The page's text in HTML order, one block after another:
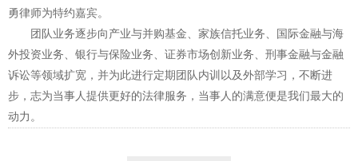
勇律师为特约嘉宾。
团队业务逐步向产业与并购基金、家族信托业务、国际金融与海
外投资业务、银行与保险业务、证券市场创新业务、刑事金融与金融
诉讼等领域扩宽，并为此进行定期团队内训以及外部学习，不断进
步，志为当事人提供更好的法律服务，当事人的满意便是我们最大的
动力。